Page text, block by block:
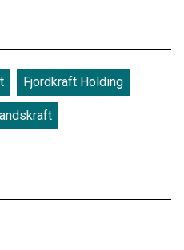
Fjordkraft Holding